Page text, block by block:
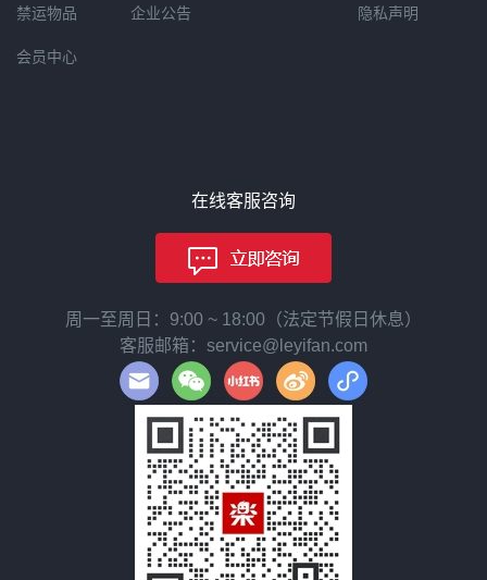
禁运物品
会员中心
企业公告 隐私声明
在线客服咨询
周一至周日：9:00 ~ 18:00（法定节假日休息）
客服邮箱：service@leyifan.com